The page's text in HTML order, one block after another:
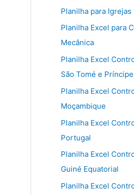
Planilha para Igrejas
Planilha Excel para
Mecânica
Planilha Excel
São Tomé e Príncipe
Planilha Excel
Moçambique
Planilha Excel
Portugal
Planilha Excel
Guiné Equatorial
Planilha Excel